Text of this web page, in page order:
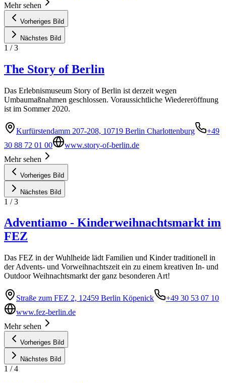
Mehr sehen
Vorheriges Bild
Nächstes Bild
1 /3
The Story of Berlin
Das Erlebnismuseum Story of Berlin ist derzeit wegen
Umbaumaßnahmen geschlossen. Voraussichtliche Wiedereröffnung
ist im Sommer 2020.
Kurfürstendamm 207-208, 10719 Berlin Charlottenburg
+49
30 88 72 01 00
www.story-of-berlin.de
Mehr sehen
Vorheriges Bild
Nächstes Bild
1 /3
Adventiamo - Kinderweihnachtsmarkt im
FEZ
Das FEZ in der Wuhlheide lädt Familien und Kinder traditionell in
der Advents- und Vorweihnachtszeit ein zu einem kreativen In- und
Outdoor Weihnachtsmarkt der ganz besonderen Art!
Straße zum FEZ 2, 12459 Berlin Köpenick
+49 30 53 07 10
www.fez-berlin.de
Mehr sehen
Vorheriges Bild
Nächstes Bild
1 /4